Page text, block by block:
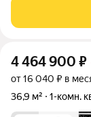
совмещенный
4 464 900 ₽
от 16 040 ₽ в
36,9 м²
1-комн.